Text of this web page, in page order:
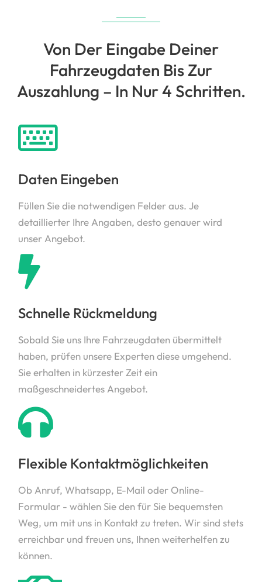
Von Der Eingabe Deiner
Fahrzeugdaten Bis Zur
Auszahlung – In Nur 4 Schritten.
Daten Eingeben
Füllen Sie die notwendigen Felder aus. Je
detaillierter Ihre Angaben, desto genauer wird
unser Angebot.
Schnelle Rückmeldung
Sobald Sie uns Ihre Fahrzeugdaten übermittelt
haben, prüfen unsere Experten diese umgehend.
Sie erhalten in kürzester Zeit ein
maßgeschneidertes Angebot.
Flexible Kontaktmöglichkeiten
Ob Anruf, Whatsapp, E-Mail oder Online-
Formular - wählen Sie den für Sie bequemsten
Weg, um mit uns in Kontakt zu treten. Wir sind stets
erreichbar und freuen uns, Ihnen weiterhelfen zu
können.